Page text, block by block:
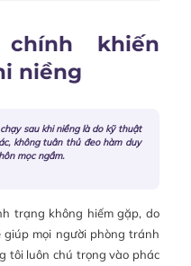
khiến
niềng
sau khi niềng là do kỹ thuật
không tuân thủ đeo hàm duy
mọc ngầm.
trạng không hiếm gặp, do
giúp mọi người phòng tránh
tôi luôn chú trọng vào phác